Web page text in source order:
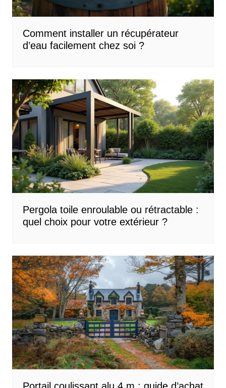
Comment installer un récupérateur
d’eau facilement chez soi ?
Pergola toile enroulable ou rétractable :
quel choix pour votre extérieur ?